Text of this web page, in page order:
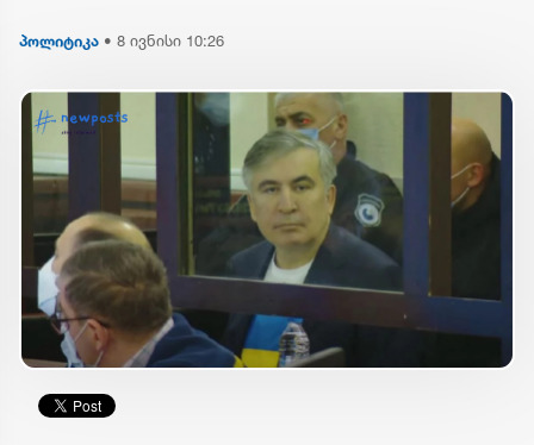
პოლიტიკა • 8 ივნისი 10:26